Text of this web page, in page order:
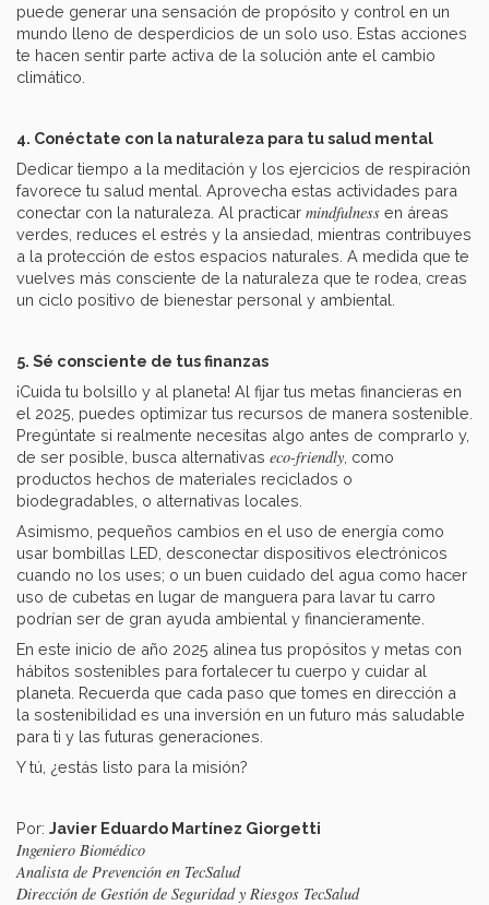
puede generar una sensación de propósito y control en un
mundo lleno de desperdicios de un solo uso. Estas acciones
te hacen sentir parte activa de la solución ante el cambio
climático.
4. Conéctate con la naturaleza para tu salud mental
Dedicar tiempo a la meditación y los ejercicios de respiración
favorece tu salud mental. Aprovecha estas actividades para
conectar con la naturaleza. Al practicar mindfulness en áreas
verdes, reduces el estrés y la ansiedad, mientras contribuyes
a la protección de estos espacios naturales. A medida que te
vuelves más consciente de la naturaleza que te rodea, creas
un ciclo positivo de bienestar personal y ambiental.
5. Sé consciente de tus finanzas
¡Cuida tu bolsillo y al planeta! Al fijar tus metas financieras en
el 2025, puedes optimizar tus recursos de manera sostenible.
Pregúntate si realmente necesitas algo antes de comprarlo y,
de ser posible, busca alternativas eco-friendly , como
productos hechos de materiales reciclados o
biodegradables, o alternativas locales.
Asimismo, pequeños cambios en el uso de energía como
usar bombillas LED, desconectar dispositivos electrónicos
cuando no los uses; o un buen cuidado del agua como hacer
uso de cubetas en lugar de manguera para lavar tu carro
podrían ser de gran ayuda ambiental y financieramente.
En este inicio de año 2025 alinea tus propósitos y metas con
hábitos sostenibles para fortalecer tu cuerpo y cuidar al
planeta. Recuerda que cada paso que tomes en dirección a
la sostenibilidad es una inversión en un futuro más saludable
para ti y las futuras generaciones.
Y tú, ¿estás listo para la misión?
Por: Javier Eduardo Martínez Giorgetti
Ingeniero Biomédico
Analista de Prevención en TecSalud
Dirección de Gestión de Seguridad y Riesgos TecSalud